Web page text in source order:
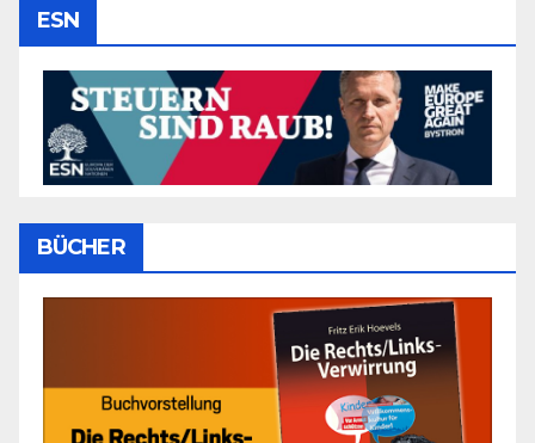
ESN
BÜCHER